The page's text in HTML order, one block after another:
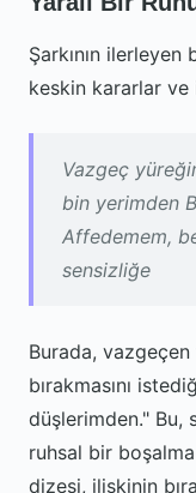
Şarkının
keskin kararlar ve
Vazgeç
bin yerimden
Affedemem,
sensizliğe
Burada,
bırakmasını
düşlerimden." Bu,
ruhsal bir
dizesi, ilişkinin